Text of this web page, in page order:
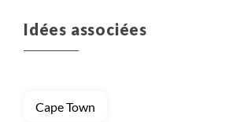
Idées associées
Cape Town